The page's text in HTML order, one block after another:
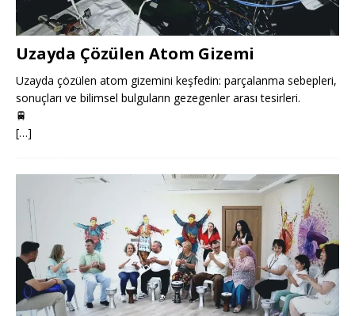
Uzayda Çözülen Atom Gizemi
Uzayda çözülen atom gizemini keşfedin: parçalanma sebepleri,
sonuçları ve bilimsel bulguların gezegenler arası tesirleri.
🚆
[…]